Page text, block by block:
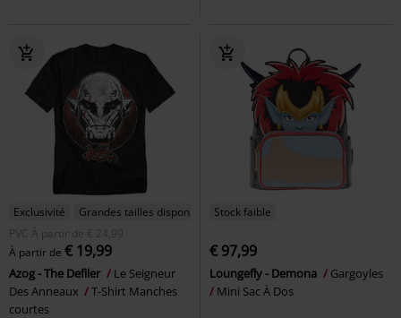
Exclusivité
Grandes tailles disponibles
PVC
À partir de € 24,99
À partir de € 19,99
Azog - The Defiler
Le Seigneur
Des Anneaux
T-Shirt Manches
courtes
Stock faible
€ 97,99
Loungefly - Demona
Gargoyles
Mini Sac À Dos